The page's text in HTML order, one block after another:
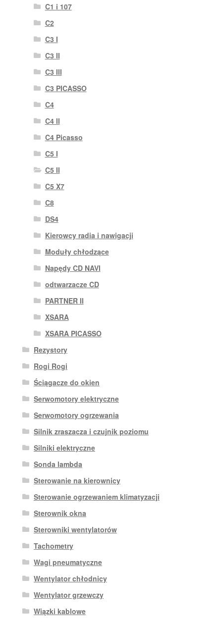
C1 i 107
C2
C3 I
C3 II
C3 III
C3 PICASSO
C4
C4 II
C4 Picasso
C5 I
C5 II
C5 X7
C8
DS4
Kierowcy radia i nawigacji
Moduły chłodzące
Napędy CD NAVI
odtwarzacze CD
PARTNER II
XSARA
XSARA PICASSO
Rezystory
Rogi Rogi
Ściągacze do okien
Serwomotory elektryczne
Serwomotory ogrzewania
Silnik zraszacza i czujnik poziomu
Silniki elektryczne
Sonda lambda
Sterowanie na kierownicy
Sterowanie ogrzewaniem klimatyzacji
Sterownik okna
Sterowniki wentylatorów
Tachometry
Wagi pneumatyczne
Wentylator chłodnicy
Wentylator grzewczy
Wiązki kablowe